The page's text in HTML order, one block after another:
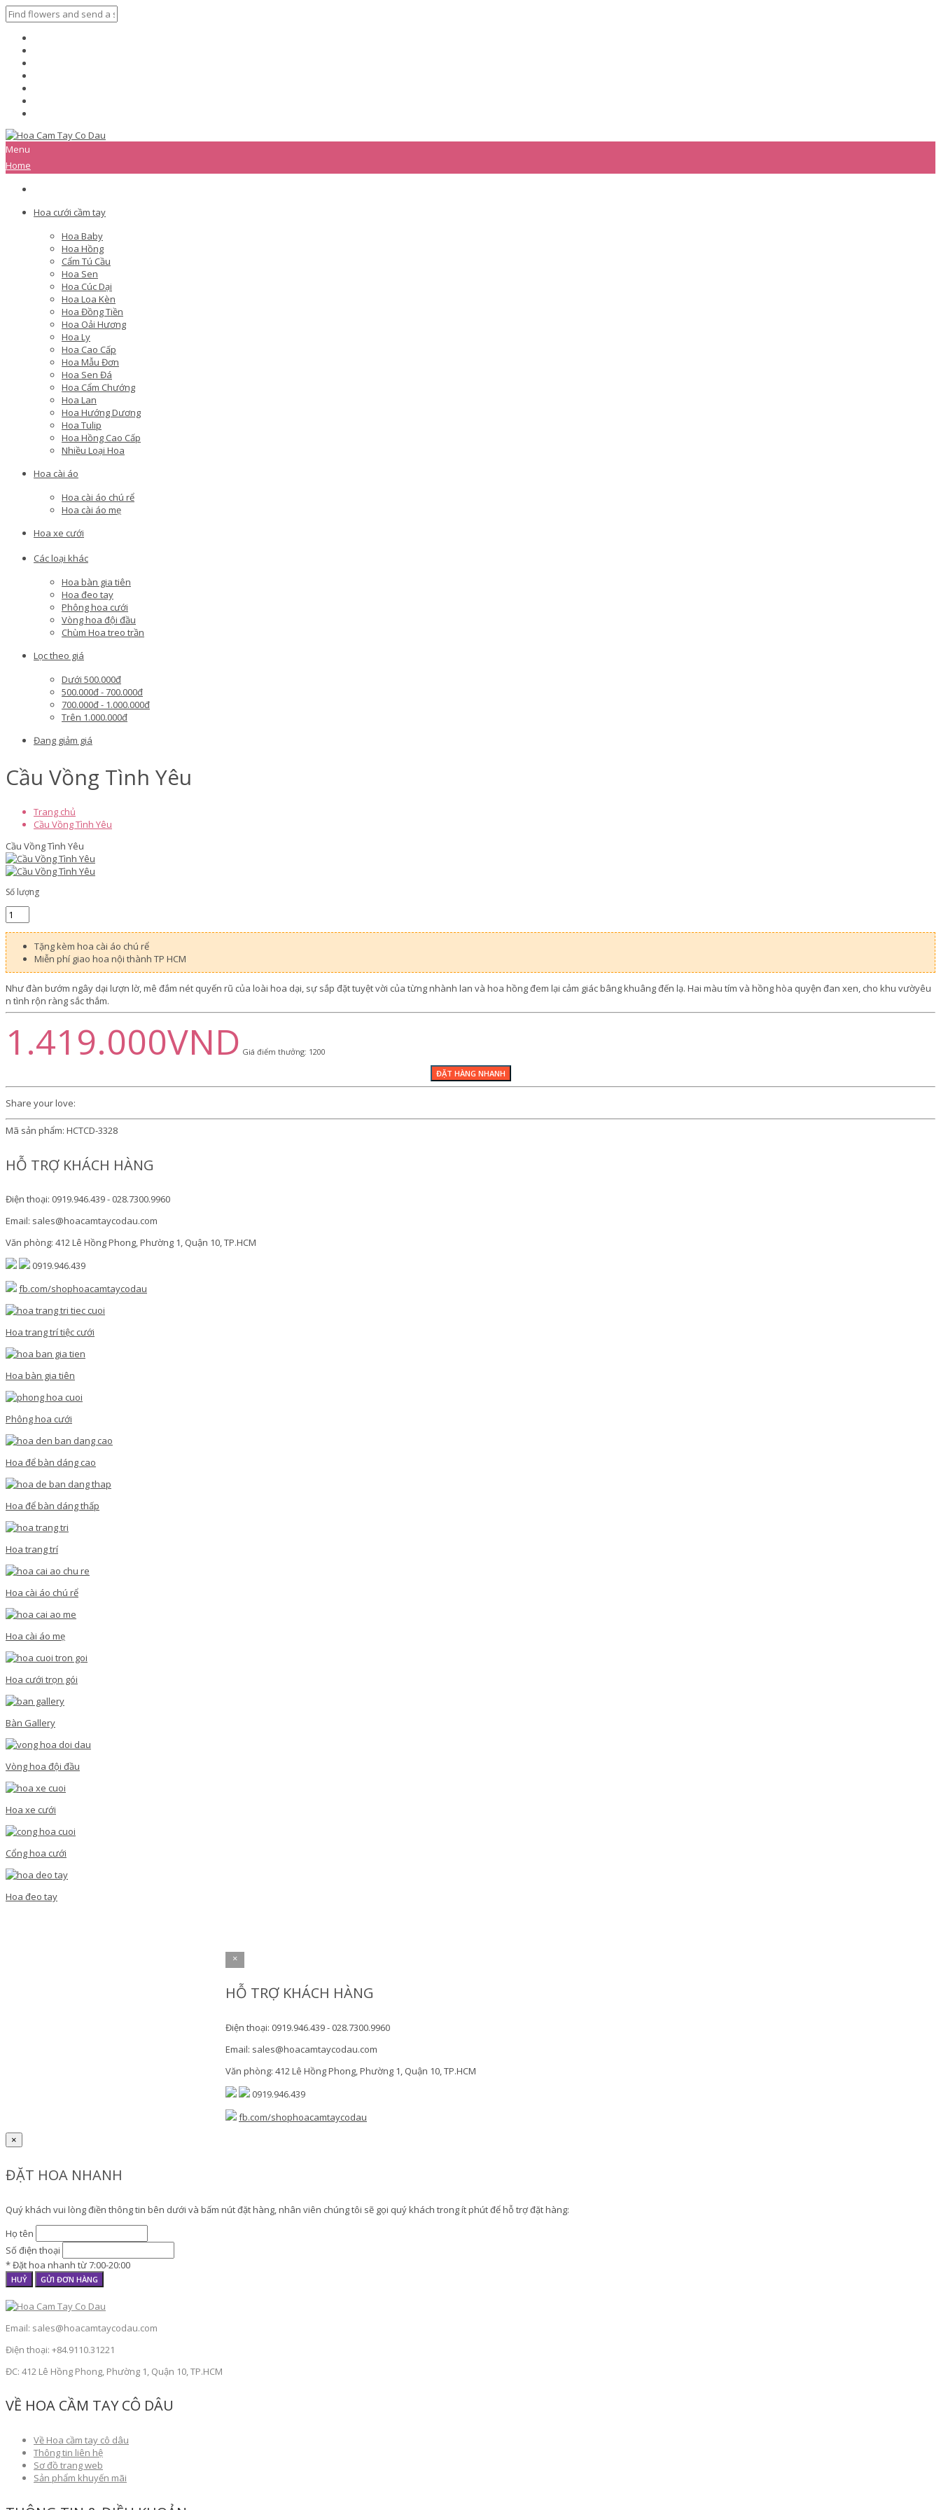
Menu
Home
Hoa cưới cầm tay
Hoa Baby
Hoa Hồng
Cẩm Tú Cầu
Hoa Sen
Hoa Cúc Dại
Hoa Loa Kèn
Hoa Đồng Tiền
Hoa Oải Hương
Hoa Ly
Hoa Cao Cấp
Hoa Mẫu Đơn
Hoa Sen Đá
Hoa Cẩm Chướng
Hoa Lan
Hoa Hướng Dương
Hoa Tulip
Hoa Hồng Cao Cấp
Nhiều Loại Hoa
Hoa cài áo
Hoa cài áo chú rể
Hoa cài áo mẹ
Hoa xe cưới
Các loại khác
Hoa bàn gia tiên
Hoa đeo tay
Phông hoa cưới
Vòng hoa đội đầu
Chùm Hoa treo trần
Lọc theo giá
Dưới 500.000đ
500.000đ - 700.000đ
700.000đ - 1.000.000đ
Trên 1.000.000đ
Đang giảm giá
Cầu Vồng Tình Yêu
Trang chủ
Cầu Vồng Tình Yêu
Cầu Vồng Tình Yêu
Số lượng
Tặng kèm hoa cài áo chú rể
Miễn phí giao hoa nội thành TP HCM
Như đàn bướm ngây dại lượn lờ, mê đắm nét quyến rũ của loài hoa dại, sự sắp đặt tuyệt vời của từng nhành lan và hoa hồng đem lại cảm giác bâng khuâng đến lạ. Hai màu tím và hồng hòa quyện đan xen, cho khu vườyêu
n tình rộn ràng sắc thắm.
1.419.000VND Giá điểm thưởng: 1200
Share your love:
Mã sản phẩm: HCTCD-3328
HỖ TRỢ KHÁCH HÀNG
Điện thoại: 0919.946.439 - 028.7300.9960
Email: sales@hoacamtaycodau.com
Văn phòng: 412 Lê Hồng Phong, Phường 1, Quận 10, TP.HCM
0919.946.439
fb.com/shophoacamtaycodau
Hoa trang trí tiệc cưới
Hoa bàn gia tiên
Phông hoa cưới
Hoa để bàn dáng cao
Hoa để bàn dáng thấp
Hoa trang trí
Hoa cài áo chú rể
Hoa cài áo mẹ
Hoa cưới trọn gói
Bàn Gallery
Vòng hoa đội đầu
Hoa xe cưới
Cổng hoa cưới
Hoa đeo tay
×
HỖ TRỢ KHÁCH HÀNG
Điện thoại: 0919.946.439 - 028.7300.9960
Email: sales@hoacamtaycodau.com
Văn phòng: 412 Lê Hồng Phong, Phường 1, Quận 10, TP.HCM
0919.946.439
fb.com/shophoacamtaycodau
×
ĐẶT HOA NHANH
Quý khách vui lòng điền thông tin bên dưới và bấm nút đặt hàng, nhân viên chúng tôi sẽ gọi quý khách trong ít phút để hỗ trợ đặt hàng:
Họ tên
Số điện thoại
* Đặt hoa nhanh từ 7:00-20:00
HUỶ GỬI ĐƠN HÀNG
Email: sales@hoacamtaycodau.com
Điện thoại: +84.9110.31221
ĐC: 412 Lê Hồng Phong, Phường 1, Quận 10, TP.HCM
VỀ HOA CẦM TAY CÔ DÂU
Về Hoa cầm tay cô dâu
Thông tin liên hệ
Sơ đồ trang web
Sản phẩm khuyến mãi